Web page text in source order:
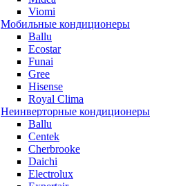
Viomi
Мобильные кондиционеры
Ballu
Ecostar
Funai
Gree
Hisense
Royal Clima
Неинверторные кондиционеры
Ballu
Centek
Cherbrooke
Daichi
Electrolux